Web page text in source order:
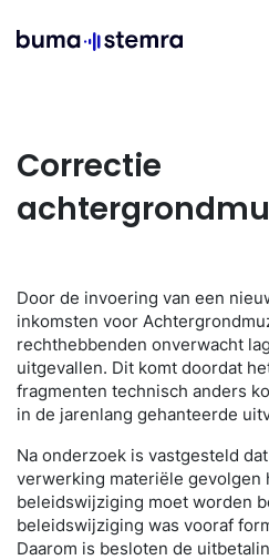
NL
Correctie
Door de invoering van een
inkomsten voor
rechthebbenden onverwacht
uitgevallen. Dit komt doordat
fragmenten technisch anders
in de jarenlang gehanteerde
Na onderzoek is vastgesteld
verwerking materiële gevolgen
beleidswijziging moet worden
beleidswijziging was vooraf
Daarom is besloten de